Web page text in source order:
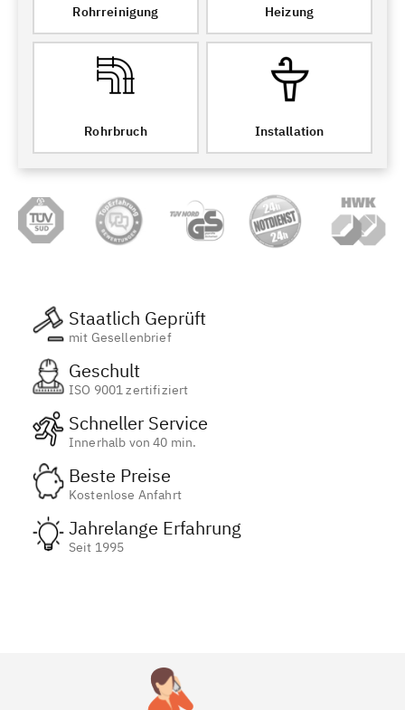
Rohrreinigung Heizung
Rohrbruch Installation
Staatlich Geprüft
mit Gesellenbrief
Geschult
ISO 9001 zertifiziert
Schneller Service
Innerhalb von 40 min.
Beste Preise
Kostenlose Anfahrt
Jahrelange Erfahrung
Seit 1995